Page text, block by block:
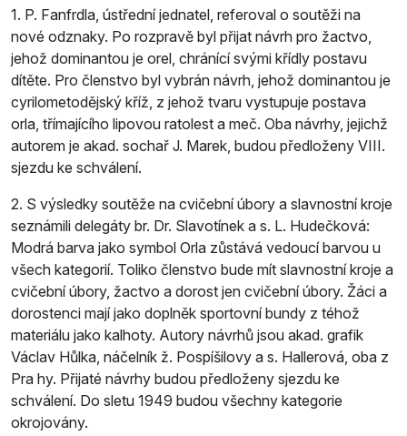
1. P. Fanfrdla, ústřední jednatel, referoval o soutěži na
nové odznaky. Po rozpravě byl přijat návrh pro žactvo,
jehož dominantou je orel, chránící svými křídly postavu
dítěte. Pro členstvo byl vybrán návrh, jehož dominantou je
cyrilometodějský kříž, z jehož tvaru vystupuje postava
orla, třímajícího lipovou ratolest a meč. Oba návrhy, jejichž
autorem je akad. sochař J. Marek, budou předloženy VIII.
sjezdu ke schválení.
2. S výsledky soutěže na cvičební úbory a slavnostní kroje
seznámili delegáty br. Dr. Slavotínek a s. L. Hudečková:
Modrá barva jako symbol Orla zůstává vedoucí barvou u
všech kategorií. Toliko členstvo bude mít slavnostní kroje a
cvičební úbory, žactvo a dorost jen cvičební úbory. Žáci a
dorostenci mají jako doplněk sportovní bundy z téhož
materiálu jako kalhoty. Autory návrhů jsou akad. grafik
Václav Hůlka, náčelník ž. Pospíšilovy a s. Hallerová, oba z
Pra­ hy. Přijaté návrhy budou předloženy sjezdu ke
schválení. Do sletu 1949 budou všechny kategorie
okrojovány.